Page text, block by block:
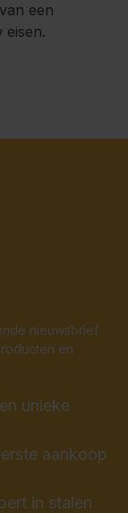
een
eisen.
nieuwsbrief
en
unieke
aankoop
in stalen